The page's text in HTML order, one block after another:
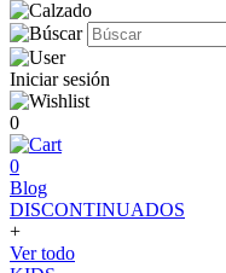
Iniciar sesión
0
0
Blog
DISCONTINUADOS
+
Ver todo